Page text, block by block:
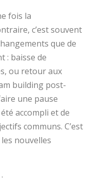
fois la
c’est souvent
que de
: baisse de
ou retour aux
building post-
une pause
accompli et de
communs. C’est
nouvelles